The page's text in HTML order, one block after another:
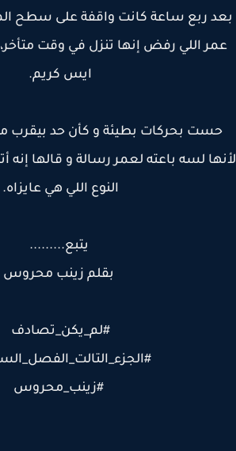
ربع ساعة كانت واقفة على سطح
اللي رفض إنها تنزل في وقت متأخر،
ايس كريم.
حست بحركات بطيئة و كأن حد بيقرب
لسه باعته لعمر رسالة و قالها إنه
النوع اللي هي عايزاه.
يتبع.........
بقلم زينب محروس
#لم_يكن_تصادف
#زينب_محروس